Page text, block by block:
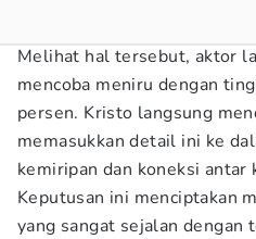
Melihat hal tersebut, aktor
mencoba meniru dengan
persen. Kristo langsung
memasukkan detail ini ke
kemiripan dan koneksi antar
Keputusan ini menciptakan
yang sangat sejalan dengan